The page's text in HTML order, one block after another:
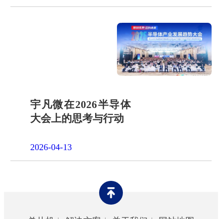
宇凡微在2026半导体
大会上的思考与行动
2026-04-13